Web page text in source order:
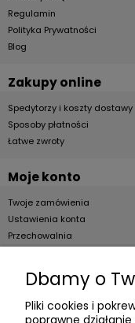
Regulamin
Polityka Prywatności
Blog
Zakupy online
Spedytorzy i koszty dostawy
Sposoby płatności
Łatwe zwroty
Moje konto
Twoje zamówienia
Ustawienia konta
Przechowalnia
Dla firm
Dbamy o
Pliki cookies i
poprawne